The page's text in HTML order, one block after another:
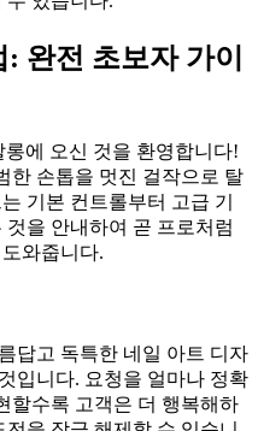
완전 초보자 가이
롱에 오신 것을 환영합니다!
한 손톱을 멋진 걸작으로 탈
기본 컨트롤부터 고급 기
을 안내하여 곧 프로처럼
와줍니다.
답고 독특한 네일 아트 디자
입니다. 요청을 얼마나 정확
할수록 고객은 더 행복해하